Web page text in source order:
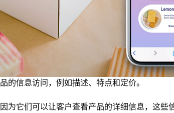
的信息访问，例如描述、特点和定价。
为它们可以让客户查看产品的详细信息，这些